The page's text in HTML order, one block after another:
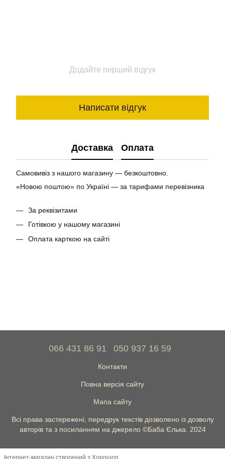
Додайте перший відгук
Написати відгук
Доставка Оплата
Самовивіз з нашого магазину — безкоштовно.
«Новою поштою» по Україні — за тарифами перевізника
За реквізитами
Готівкою у нашому магазині
Оплата карткою на сайті
066 431 86 91 050 937 16 59
Контакти
Повна версія сайту
Мапа сайту
Всі права застережені, передрук текстів дозволено із дозволу
авторів та з посиланням на джерело ©Баба Єлька. 2024